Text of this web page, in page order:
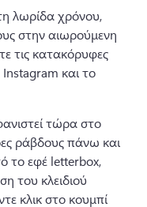
λωρίδα χρόνου,
στην αιωρούμενη
τις κατακόρυφες
Instagram και το
τώρα στο
ράβδους πάνω και
το εφέ letterbox,
του κλειδιού
κλικ στο κουμπί